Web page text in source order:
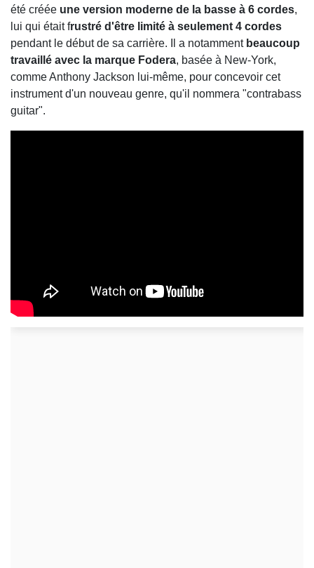
été créée une version moderne de la basse à 6 cordes,
lui qui était frustré d'être limité à seulement 4 cordes
pendant le début de sa carrière. Il a notammentbeaucoup
travaillé avec la marque Fodera, basée à New-York,
comme Anthony Jackson lui-même, pour concevoir cet
instrument d'un nouveau genre, qu'il nommera "contrabass
guitar".